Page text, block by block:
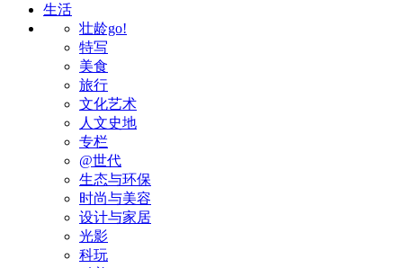
生活
壮龄go!
特写
美食
旅行
文化艺术
人文史地
专栏
@世代
生态与环保
时尚与美容
设计与家居
光影
科玩